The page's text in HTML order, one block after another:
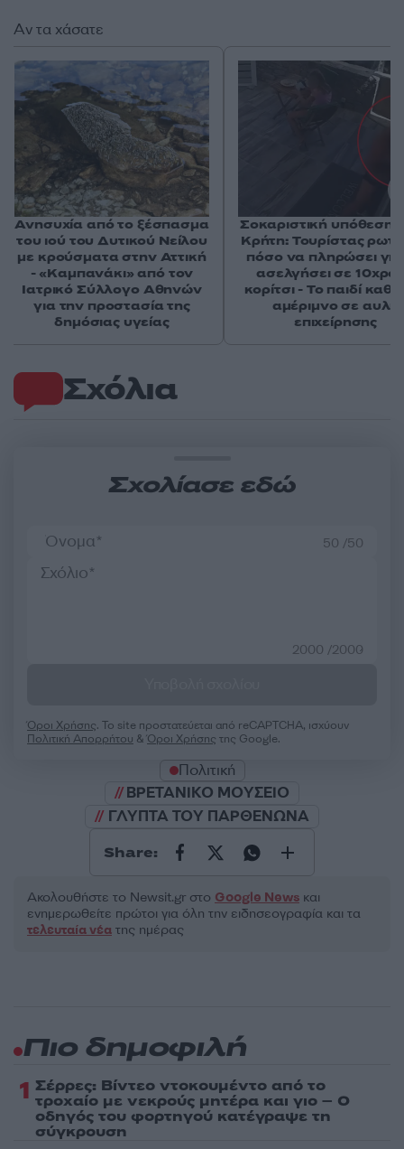
Σχόλια
Σχολίασε εδώ
50 /50
2000 /2000
Όροι Χρήσης. Το site προστατεύεται από reCAPTCHA, ισχύουν
Πολιτική Απορρήτου &Όροι Χρήσης της Google.
Πολιτική
ΒΡΕΤΑΝΙΚΟ ΜΟΥΣΕΙΟ
ΓΛΥΠΤΑ ΤΟΥ ΠΑΡΘΕΝΩΝΑ
Share:
Ακολουθήστε το Νewsit.gr στο Google News και
ενημερωθείτε πρώτοι για όλη την ειδησεογραφία και τα
τελευταία νέα της ημέρας
Αν τα χάσατε
Ανησυχία από το ξέσπασμα
του ιού του Δυτικού Νείλου
με κρούσματα στην Αττική
- «Καμπανάκι» από τον
Ιατρικό Σύλλογο Αθηνών
για την προστασία της
δημόσιας υγείας
Σοκαριστική υπόθεση
Κρήτη: Τουρίστας
πόσο να πληρώσει
ασελγήσει σε
κορίτσι - Το παιδί
αμέριμνο σε αυλή
επιχείρησης
Πιο δημοφιλή
1 Σέρρες: Βίντεο ντοκουμέντο από το
τροχαίο με νεκρούς μητέρα και γιο – Ο
οδηγός του φορτηγού κατέγραψε τη
σύγκρουση